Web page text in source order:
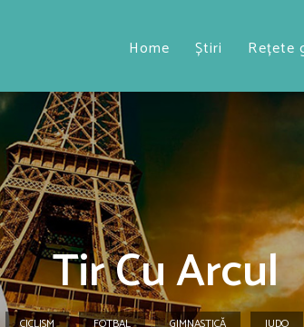
Home Știri Rețete
Tir Cu Arcul